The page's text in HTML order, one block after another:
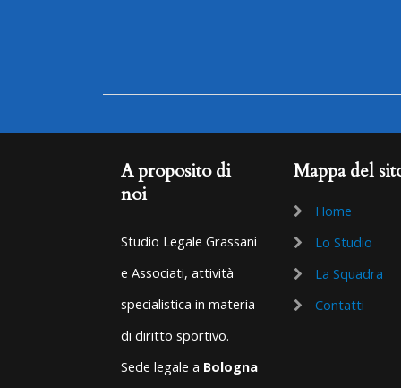
A proposito di
noi
Studio Legale Grassani
e Associati, attività
specialistica in materia
di diritto sportivo.
Sede legale a Bologna
Mappa del
Home
Lo Studio
La Squadra
Contatti